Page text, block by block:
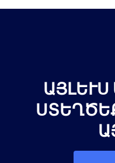
ԱՅԼԵՒՍ
ՏԵՂԾԵՔ